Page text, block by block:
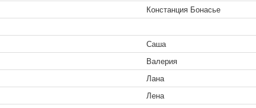
Констанция Бонасье
Саша
Валерия
Лана
Лена